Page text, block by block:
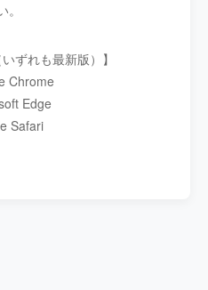
。
ずれも最新版）】
Chrome
Edge
Safari